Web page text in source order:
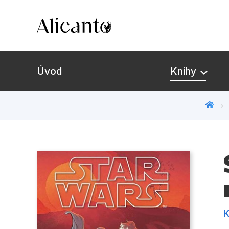
Úvod Knihy
Připravujeme
Bestsellery
Tipy redakce